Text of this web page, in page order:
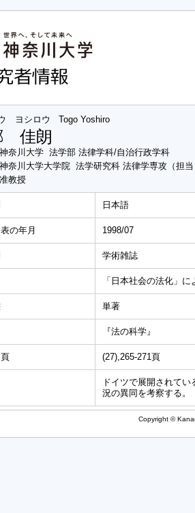
ヨシロウ Togo Yoshiro
佳朗
神奈川大学 法学部 法律学科/自治行政学科
神奈川大学大学院 法学研究科 法律学専攻（担
准教授
日本語
の年月 1998/07
学術雑誌
「日本社会の法化」に
単著
『法の科学』
(27),265-271頁
ドイツで展開されて
況の異同を考察する。
Copyright ©